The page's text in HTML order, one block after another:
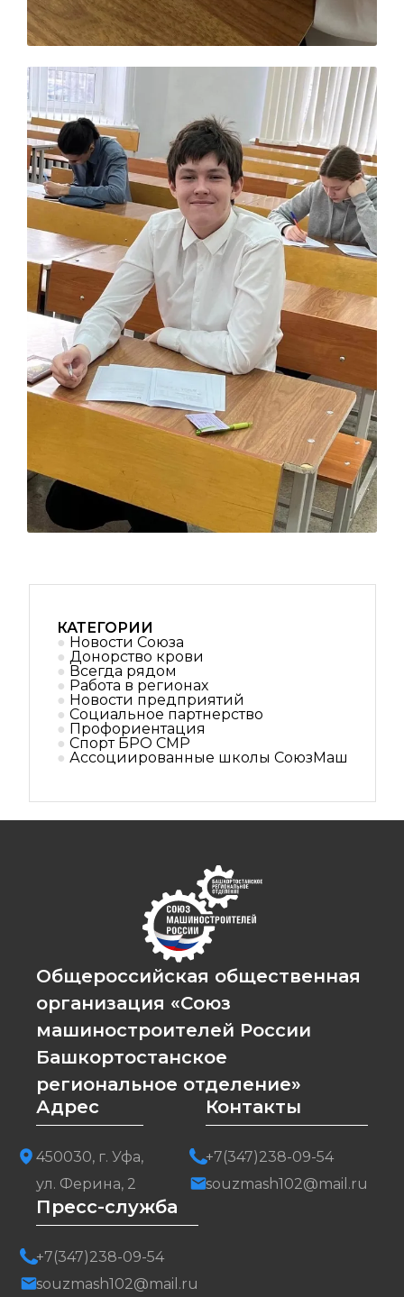
КАТЕГОРИИ
Новости Союза
Донорство крови
Всегда рядом
Работа в регионах
Новости предприятий
Социальное партнерствo
Профориентация
Спорт БРО СМР
Ассоциированные школы СоюзМаш
Общероссийская общественная
организация «Союз
машиностроителей России
Башкортостанское
региональное отделение»
Адрес
450030, г. Уфа,
ул. Ферина, 2
Контакты
+7(347)238-09-54
souzmash102@mail.ru
Пресс-служба
+7(347)238-09-54
souzmash102@mail.ru